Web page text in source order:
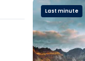
Last minute